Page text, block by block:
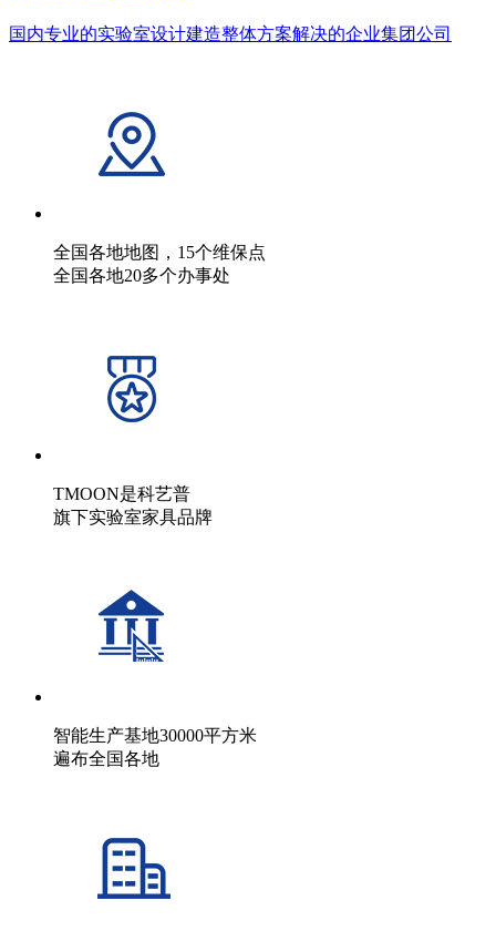
国内专业的实验室设计建造整体方案解决的企业集团公司
全国各地地图，15个维保点
全国各地20多个办事处
TMOON是科艺普
旗下实验室家具品牌
智能生产基地30000平方米
遍布全国各地